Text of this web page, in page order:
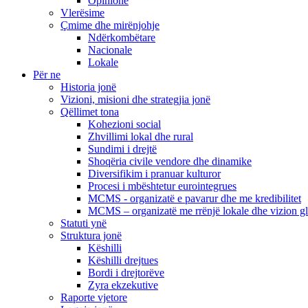
Vlerësime
Çmime dhe mirënjohje
Ndërkombëtare
Nacionale
Lokale
Për ne
Historia jonë
Vizioni, misioni dhe strategjia jonë
Qëllimet tona
Kohezioni social
Zhvillimi lokal dhe rural
Sundimi i drejtë
Shoqëria civile vendore dhe dinamike
Diversifikim i pranuar kulturor
Procesi i mbështetur eurointegrues
MCMS - organizatë e pavarur dhe me kredibilitet
MCMS – organizatë me rrënjë lokale dhe vizion
Statuti ynë
Struktura jonë
Këshilli
Këshilli drejtues
Bordi i drejtorëve
Zyra ekzekutive
Raporte vjetore